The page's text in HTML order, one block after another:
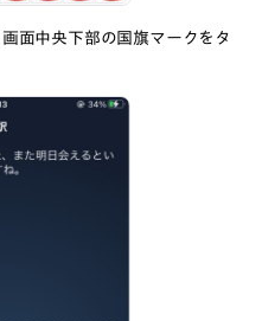
面中央下部の国旗マークをタ